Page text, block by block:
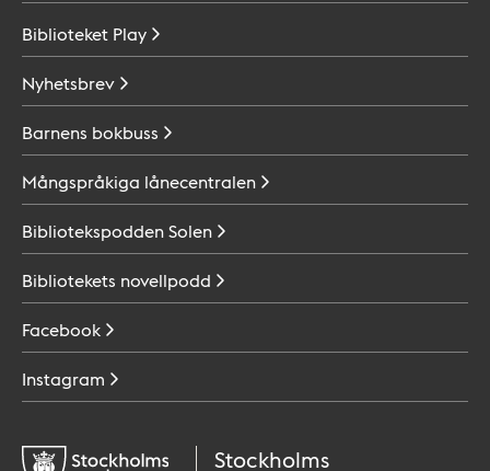
Biblioteket Play
Nyhetsbrev
Barnens bokbuss
Mångspråkiga lånecentralen
BibliotekspoddenSolen
Bibliotekets novellpodd
Facebook
Instagram
Stockholms